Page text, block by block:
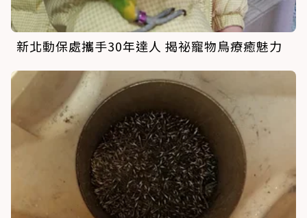
新北動保處攜手30年達人 揭祕寵物鳥療癒魅力